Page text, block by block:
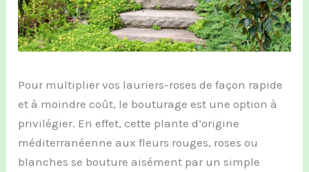
Pour multiplier vos lauriers-roses de façon rapide
et à moindre coût, le bouturage est une option à
privilégier. En effet, cette plante d’origine
méditerranéenne aux fleurs rouges, roses ou
blanches se bouture aisément par un simple